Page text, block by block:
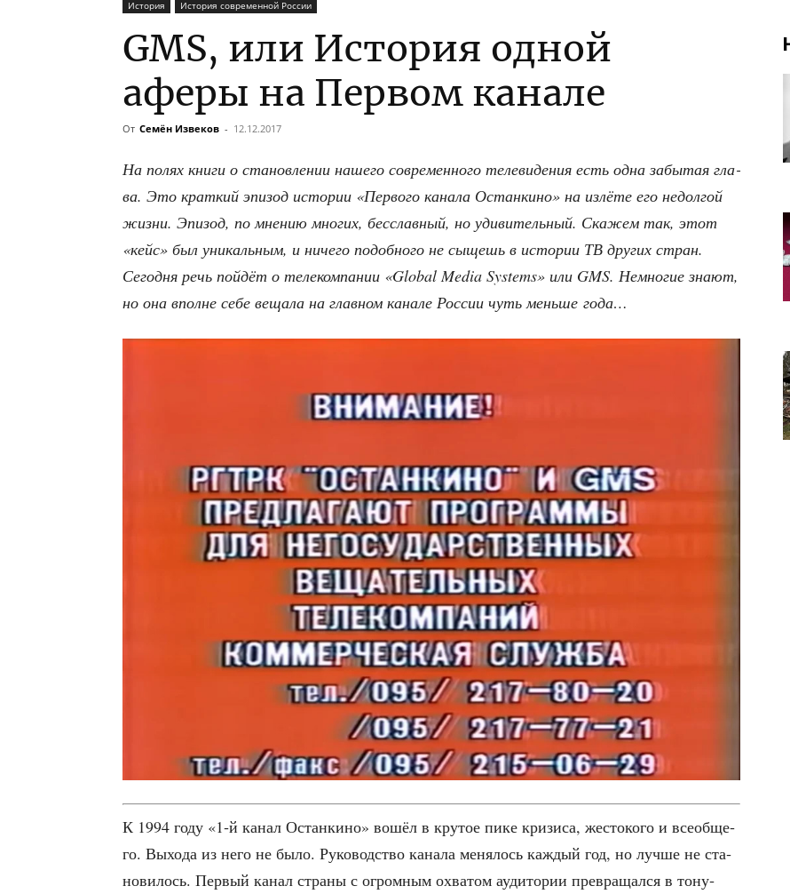
История История современной России
GMS, или История одной
аферы на Первом канале
От Семён Извеков - 12.12.2017
На полях кни­ги о ста­нов­ле­нии наше­го совре­мен­но­го теле­ви­де­ния есть одна забы­тая гла­
ва. Это крат­кий эпи­зод исто­рии «Пер­во­го кана­ла Остан­ки­но» на излё­те его недол­гой
жиз­ни. Эпи­зод, по мне­нию мно­гих, бес­слав­ный, но уди­ви­тель­ный. Ска­жем так, этот
«кейс» был уни­каль­ным, и ниче­го подоб­но­го не сыщешь в исто­рии ТВ дру­гих стран.
Сего­дня речь пой­дёт о теле­ком­па­нии «Global Media Systems» или GMS. Немно­гие зна­ют,
но она вполне себе веща­ла на глав­ном кана­ле Рос­сии чуть мень­ше года…
К 1994 году «1‑й канал Остан­ки­но» вошёл в кру­тое пике кри­зи­са, жесто­ко­го и все­об­ще­
го. Выхо­да из него не было. Руко­вод­ство кана­ла меня­лось каж­дый год, но луч­ше не ста­
но­ви­лось. Пер­вый канал стра­ны с огром­ным охва­том ауди­то­рии пре­вра­щал­ся в тону­